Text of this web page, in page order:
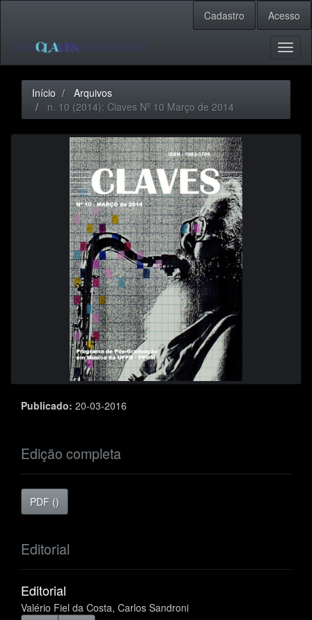
principal
Barra
Cadastro Acesso
Início
Arquivos
n. 10 (2014): Claves Nº 10 Março de 2014
Publicado: 20-03-2016
Edição completa
PDF ()
Editorial
Editorial
Valério Fiel da Costa, Carlos Sandroni